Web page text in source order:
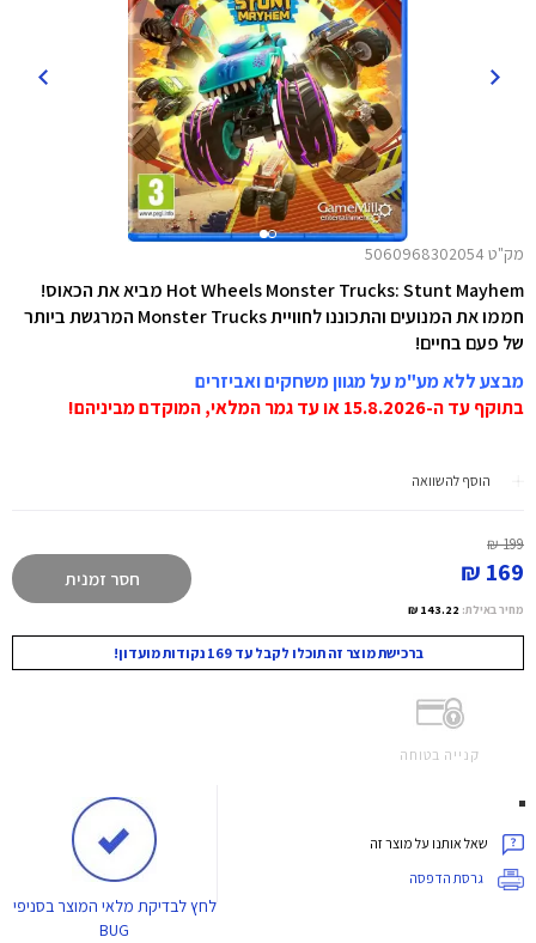
מק"ט 5060968302054
Hot Wheels Monster Trucks: Stunt Mayhem מביא את הכאוס!
חממו את המנועים והתכוננו לחוויית Monster Trucks המרגשת ביותר
של פעם בחיים!
מבצע ללא מע"מ על מגוון משחקים ואביזרים
בתוקף עד ה-15.8.2026 או עד גמר המלאי, המוקדם מביניהם!
הוסף להשוואה
199 ₪
169 ₪
מחיר באילת: 143.22 ₪
חסר זמנית
ברכישת מוצר זה תוכלו לקבל עד 169 נקודות מועדון!
קנייה בטוחה
שאל אותנו על מוצר זה
גרסת הדפסה
לחץלבדיקת מלאי המוצר בסניפי
BUG